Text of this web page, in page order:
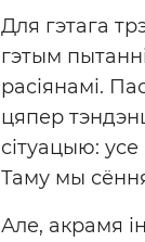
Для гэтага
гэтым
расіянамі.
цяпер
сітуацыю:
Таму мы
Але, акрамя